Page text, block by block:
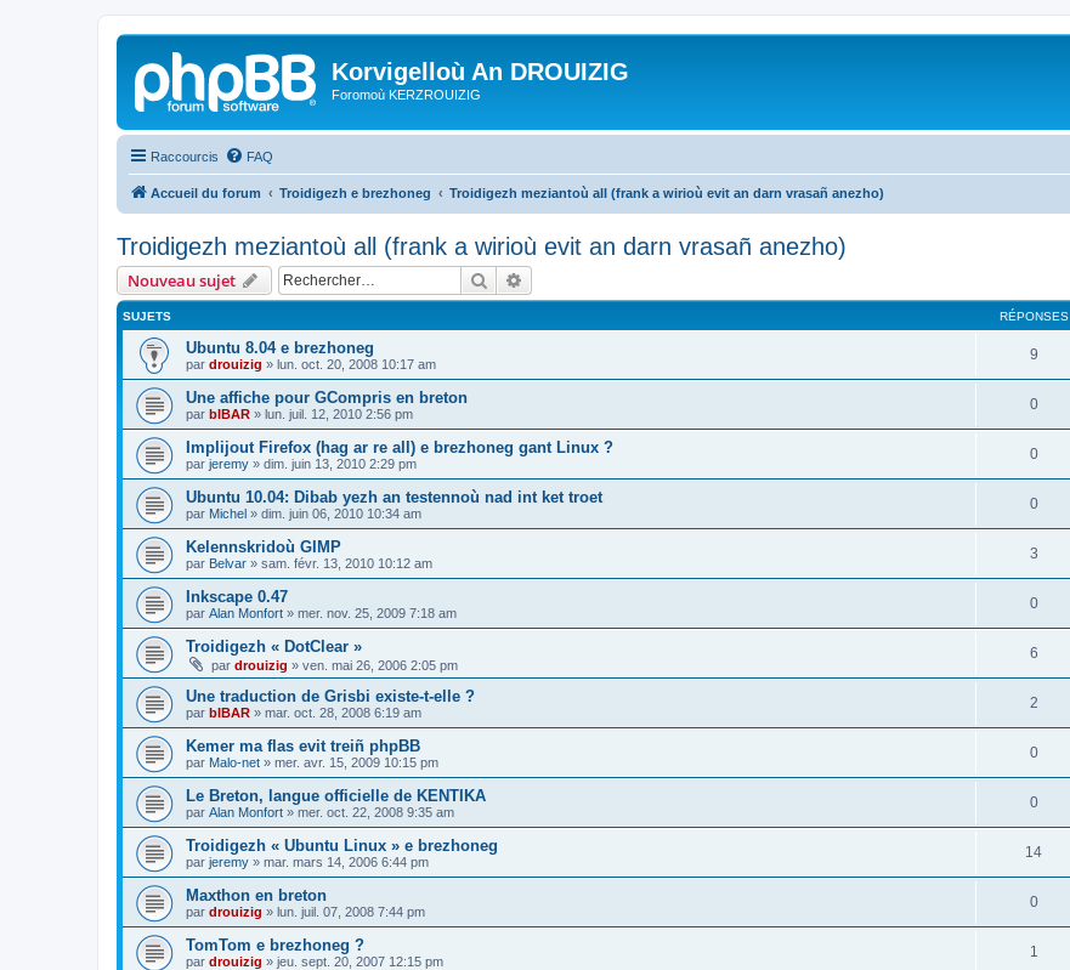
Korvigelloù An DROUIZIG
Foromoù KERZROUIZIG
Raccourcis FAQ
Accueil du forum Troidigezh e brezhoneg Troidigezh meziantoù all (frank a wirioù evit an darn vrasañ anezho)
Troidigezh meziantoù all (frank a wirioù evit an darn vrasañ anezho)
Nouveau sujet Rechercher
SUJETS RÉPONSES
Ubuntu 8.04 e brezhoneg
par drouizig » lun. oct. 20, 2008 10:17 am
9
Une affiche pour GCompris en breton
par bIBAR » lun. juil. 12, 2010 2:56 pm
0
Implijout Firefox (hag ar re all) e brezhoneg gant Linux ?
par jeremy » dim. juin 13, 2010 2:29 pm
0
Ubuntu 10.04: Dibab yezh an testennoù nad int ket troet
par Michel » dim. juin 06, 2010 10:34 am
0
Kelennskridoù GIMP
par Belvar » sam. févr. 13, 2010 10:12 am
3
Inkscape 0.47
par Alan Monfort » mer. nov. 25, 2009 7:18 am
0
Troidigezh « DotClear »
par drouizig » ven. mai 26, 2006 2:05 pm
6
Une traduction de Grisbi existe-t-elle ?
par bIBAR » mar. oct. 28, 2008 6:19 am
2
Kemer ma flas evit treiñ phpBB
par Malo-net » mer. avr. 15, 2009 10:15 pm
0
Le Breton, langue officielle de KENTIKA
par Alan Monfort » mer. oct. 22, 2008 9:35 am
0
Troidigezh « Ubuntu Linux » e brezhoneg
par jeremy » mar. mars 14, 2006 6:44 pm
14
Maxthon en breton
par drouizig » lun. juil. 07, 2008 7:44 pm
0
TomTom e brezhoneg ?
par drouizig » jeu. sept. 20, 2007 12:15 pm
1